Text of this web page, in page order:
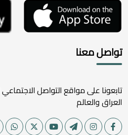
تواصل معنا
تابعونا على مواقع التواصل الاجتماعي
العراق والعالم